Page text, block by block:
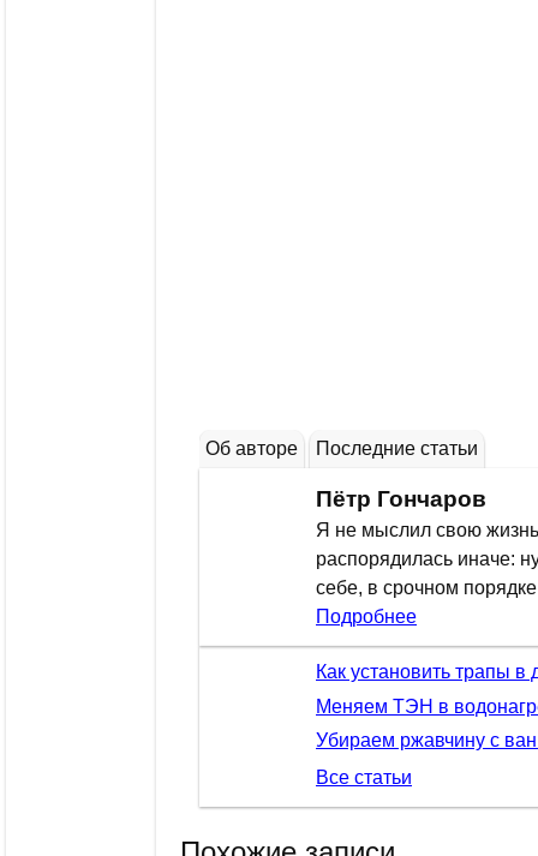
Об авторе Последние статьи
Пётр Гончаров
Я не мыслил свою
распорядилась иначе:
себе, в срочном
Подробнее
Как установить трапы
Меняем ТЭН в
Убираем ржавчину с
Все статьи